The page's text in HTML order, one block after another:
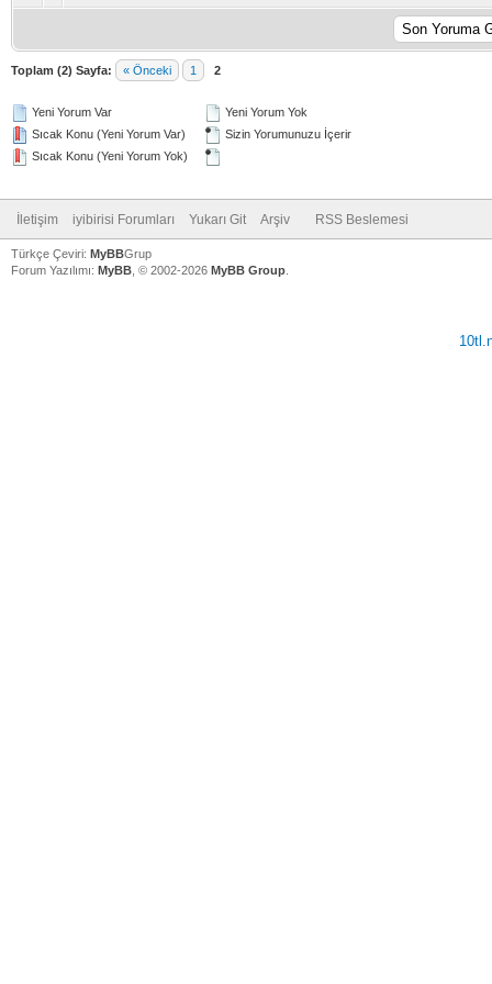
Toplam (2) Sayfa: « Önceki 1 2
Yeni Yorum Var
Sıcak Konu (Yeni Yorum Var)
Sıcak Konu (Yeni Yorum Yok)
Yeni Yorum Yok
Sizin Yorumunuzu İçerir
İletişim iyibirisi Forumları Yukarı Git Arşiv RSS Beslemesi
Türkçe Çeviri: MyBBGrup
Forum Yazılımı: MyBB , © 2002-2026 MyBB Group